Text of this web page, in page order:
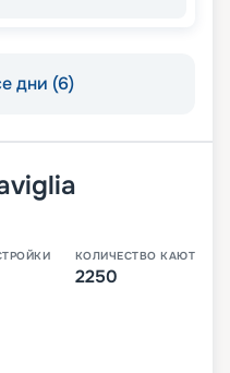
дни (6)
КОЛИЧЕСТВО КАЮТ
2250